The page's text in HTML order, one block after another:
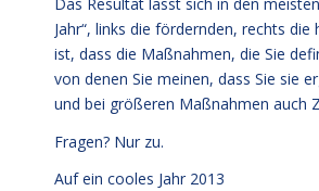
Jahr“, links die fördernden, rechts
ist, dass die Maßnahmen, die Sie
von denen Sie meinen, dass Sie sie
und bei größeren Maßnahmen auch
Fragen? Nur zu.
Auf ein cooles Jahr 2013